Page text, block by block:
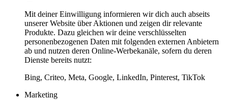
Mit deiner Einwilligung informieren wir dich auch abseits
unserer Website über Aktionen und zeigen dir relevante
Produkte. Dazu gleichen wir deine verschlüsselten
personenbezogenen Daten mit folgenden externen Anbietern
ab und nutzen deren Online-Werbekanäle, sofern du deren
Dienste bereits nutzt:
Bing, Criteo, Meta, Google, LinkedIn, Pinterest, TikTok
Marketing